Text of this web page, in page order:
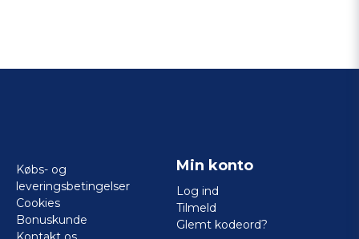
Købs- og
leveringsbetingelser
Cookies
Bonuskunde
Min konto
Log ind
Tilmeld
Glemt kodeord?